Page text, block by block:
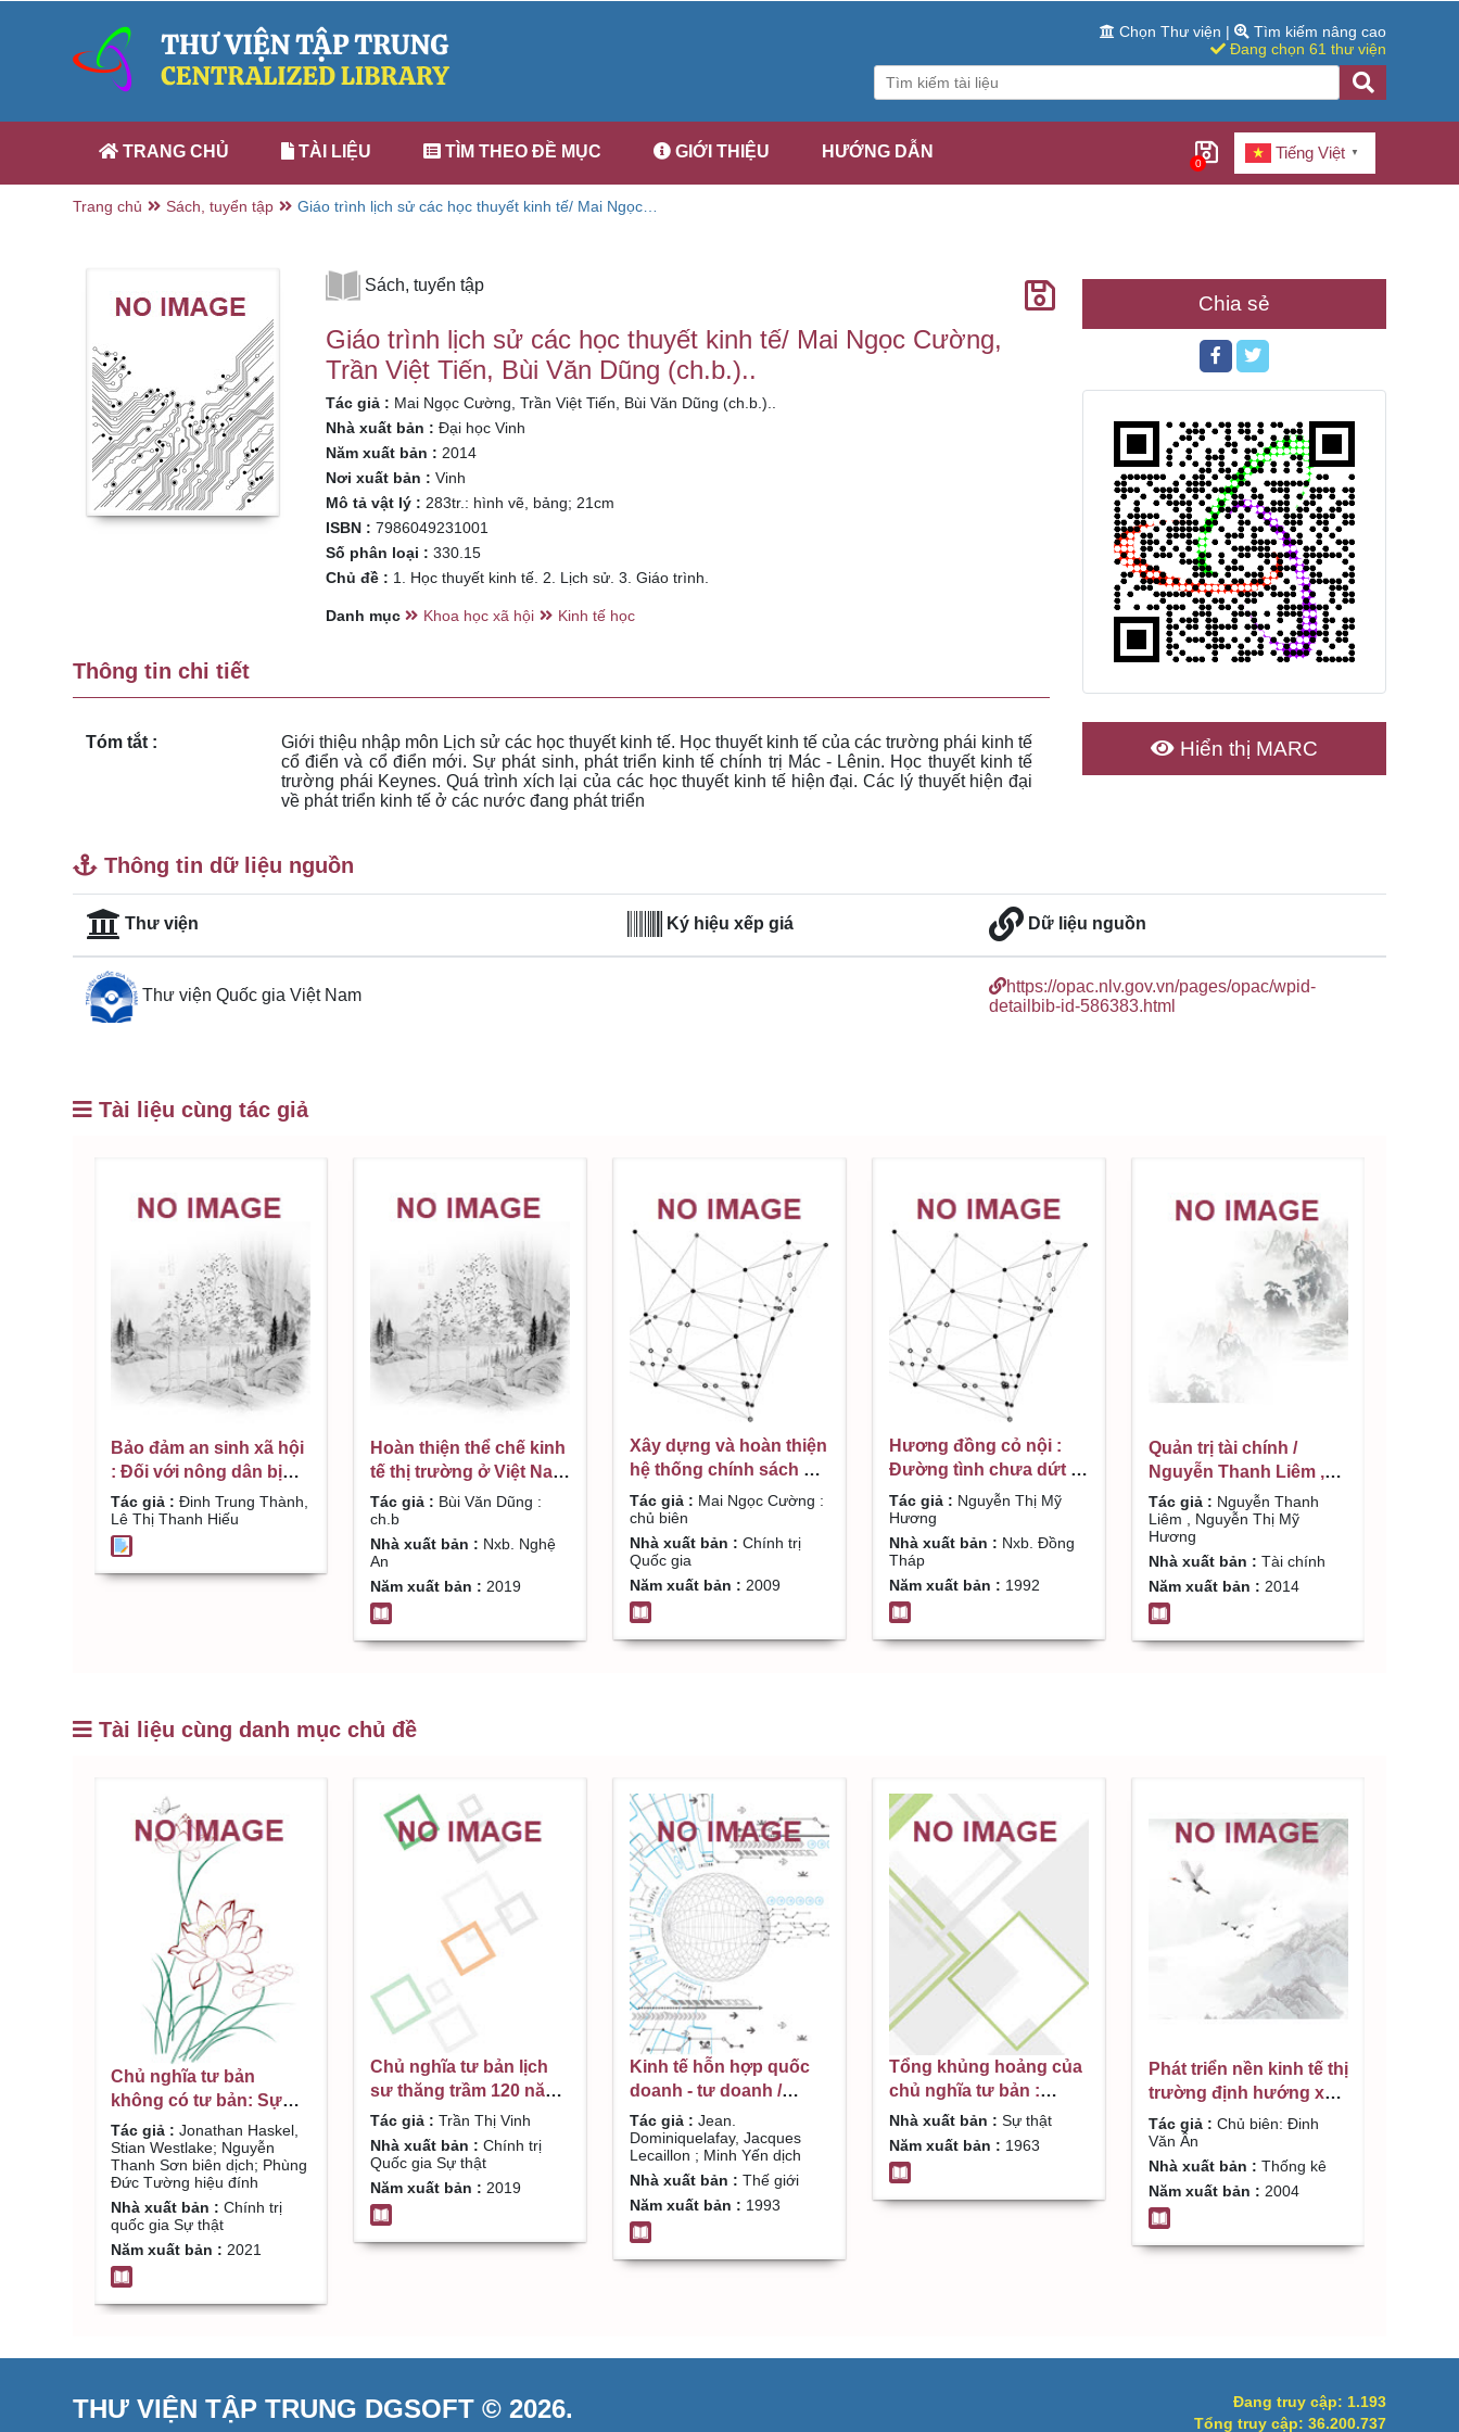
Chọn Thư viện |
Tìm kiếm nâng cao
Đang chọn 61 thư viện
TRANG CHỦ TÀI LIỆU TÌM THEO ĐỀ MỤC GIỚI THIỆU HƯỚNG DẪN
0
Tiếng Việt ▼
Trang chủ Sách, tuyển tập
Giáo trình lịch sử các học thuyết kinh tế/ Mai Ngọc
Sách, tuyển tập
Giáo trình lịch sử các học thuyết kinh tế/ Mai Ngọc Cường,
Trần Việt Tiến, Bùi Văn Dũng (ch.b.)..
Tác giả : Mai Ngọc Cường, Trần Việt Tiến, Bùi Văn Dũng (ch.b.)..
Nhà xuất bản : Đại học Vinh
Năm xuất bản : 2014
Nơi xuất bản : Vinh
Mô tả vật lý : 283tr.: hình vẽ, bảng; 21cm
ISBN : 7986049231001
Số phân loại : 330.15
Chủ đề : 1. Học thuyết kinh tế. 2. Lịch sử. 3. Giáo trình.
Danh mục Khoa học xã hội Kinh tế học
Thông tin chi tiết
Tóm tắt :
Giới thiệu nhập môn Lịch sử các học thuyết kinh tế. Học thuyết kinh tế của các trường phái kinh tế
cổ điển và cổ điển mới. Sự phát sinh, phát triển kinh tế chính trị Mác - Lênin. Học thuyết kinh tế
trường phái Keynes. Quá trình xích lại của các học thuyết kinh tế hiện đại. Các lý thuyết hiện đại
về phát triển kinh tế ở các nước đang phát triển
Chia sẻ
Hiển thị MARC
Thông tin dữ liệu nguồn
Thư viện Ký hiệu xếp giá Dữ liệu nguồn
Thư viện Quốc gia Việt Nam
https://opac.nlv.gov.vn/pages/opac/wpid-
detailbib-id-586383.html
Tài liệu cùng tác giả
Bảo đảm an sinh xã hội
: Đối với nông dân bị
thu hồi đất trong quá
trình đô thị hóa ở xã
Hưng Lộc, Thành phố
Tác giả : Đinh Trung Thành,
Lê Thị Thanh Hiếu
Hoàn thiện thể chế kinh
tế thị trường ở Việt Nam
góc độ vận dụng các lý
thuyết kinh tế học hiện
đại : Sách tham khảo /
Bùi Văn Dũng : ch.b
Tác giả : Bùi Văn Dũng :
ch.b
Nhà xuất bản : Nxb. Nghệ
An
Năm xuất bản : 2019
Xây dựng và hoàn thiện
hệ thống chính sách an
ninh xẫ hội ở Việt Nam /
Mai Ngọc Cường : chủ
biên
Tác giả : Mai Ngọc Cường :
chủ biên
Nhà xuất bản : Chính trị
Quốc gia
Năm xuất bản : 2009
Hương đồng cỏ nội :
Đường tình chưa dứt /
Nguyễn Thị Mỹ Hương
Tác giả : Nguyễn Thị Mỹ
Hương
Nhà xuất bản : Nxb. Đồng
Tháp
Năm xuất bản : 1992
Quản trị tài chính /
Nguyễn Thanh Liêm ,
Nguyễn Thị Mỹ Hương
Tác giả : Nguyễn Thanh
Liêm , Nguyễn Thị Mỹ
Hương
Nhà xuất bản : Tài chính
Năm xuất bản : 2014
Tài liệu cùng danh mục chủ đề
Chủ nghĩa tư bản
không có tư bản: Sự
trỗi của nền kinh tế vô
hình / Jonathan Haskel,
Stian Westlake; Nguyễn
Thanh Sơn biên dịch;
Phùng Đức Tường hiệu
đính
Tác giả : Jonathan Haskel,
Stian Westlake; Nguyễn
Thanh Sơn biên dịch; Phùng
Đức Tường hiệu đính
Nhà xuất bản : Chính trị
quốc gia Sự thật
Năm xuất bản : 2021
Chủ nghĩa tư bản lịch
sư thăng trầm 120 năm
(1900 - 2020) / Trần Thị
Vinh
Tác giả : Trần Thị Vinh
Nhà xuất bản : Chính trị
Quốc gia Sự thật
Năm xuất bản : 2019
Kinh tế hỗn hợp quốc
doanh - tư doanh /
Jean. Dominiquelafay,
Jacques Lecaillon ;
Minh Yến dịch
Tác giả : Jean.
Dominiquelafay, Jacques
Lecaillon ; Minh Yến dịch
Nhà xuất bản : Thế giới
Năm xuất bản : 1993
Tổng khủng hoảng của
chủ nghĩa tư bản :
Phỏng biên theo tác giả
Đơraghilép
Nhà xuất bản : Sự thật
Năm xuất bản : 1963
Phát triển nền kinh tế thị
trường định hướng xã
hội chủ nghĩa ở Việt
Nam : Sách tham khảo /
Chủ biên: Đinh Văn Ân
Tác giả : Chủ biên: Đinh
Văn Ân
Nhà xuất bản : Thống kê
Năm xuất bản : 2004
THƯ VIỆN TẬP TRUNG DGSOFT © 2026. Đang truy cập: 1.193
Tổng truy cập: 36.200.737